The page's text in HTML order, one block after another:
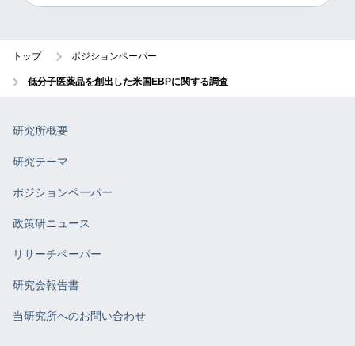
トップ ポジションペーパー
低分子医薬品を創出した米国EBPに関する調査
研究所概要
研究テーマ
ポジションペーパー
政策研ニュース
リサーチペーパー
研究会報告書
当研究所へのお問い合わせ